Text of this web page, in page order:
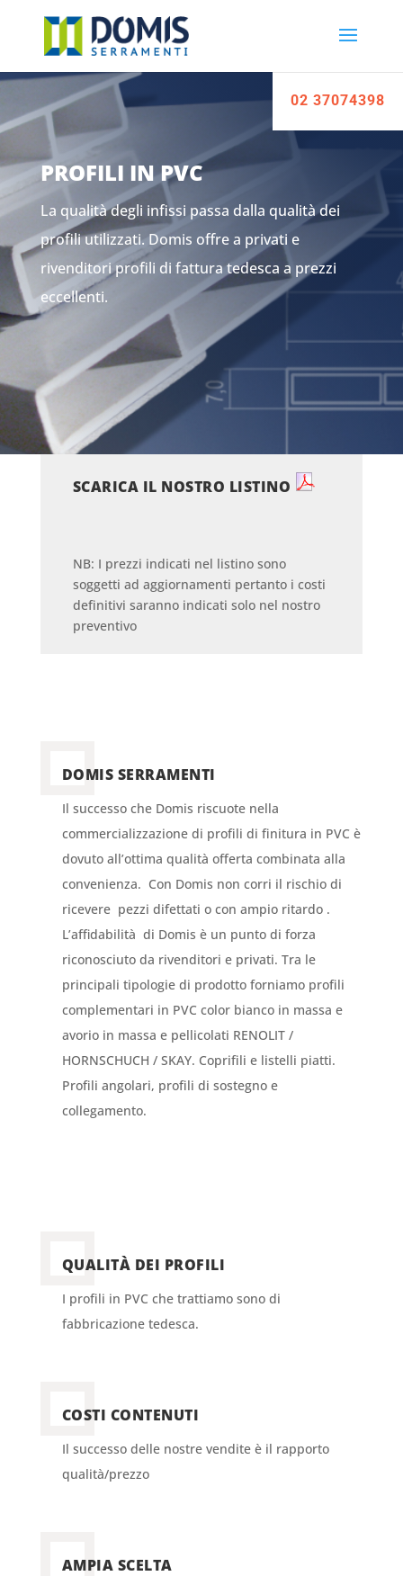
02 37074398
PROFILI IN PVC
La qualità degli infissi passa dalla qualità dei
profili utilizzati. Domis offre a privati e
rivenditori profili di fattura tedesca a prezzi
eccellenti.
SCARICA IL NOSTRO LISTINO
NB: I prezzi indicati nel listino sono
soggetti ad aggiornamenti pertanto i costi
definitivi saranno indicati solo nel nostro
preventivo
DOMIS SERRAMENTI
Il successo che Domis riscuote nella
commercializzazione di profili di finitura in PVC è
dovuto all’ottima qualità offerta combinata alla
convenienza. Con Domis non corri il rischio di
ricevere pezzi difettati o con ampio ritardo .
L’affidabilità di Domis è un punto di forza
riconosciuto da rivenditori e privati. Tra le
principali tipologie di prodotto forniamo profili
complementari in PVC color bianco in massa e
avorio in massa e pellicolati RENOLIT /
HORNSCHUCH / SKAY. Coprifili e listelli piatti.
Profili angolari, profili di sostegno e
collegamento.
QUALITÀ DEI PROFILI
I profili in PVC che trattiamo sono di
fabbricazione tedesca.
COSTI CONTENUTI
Il successo delle nostre vendite è il rapporto
qualità/prezzo
AMPIA SCELTA